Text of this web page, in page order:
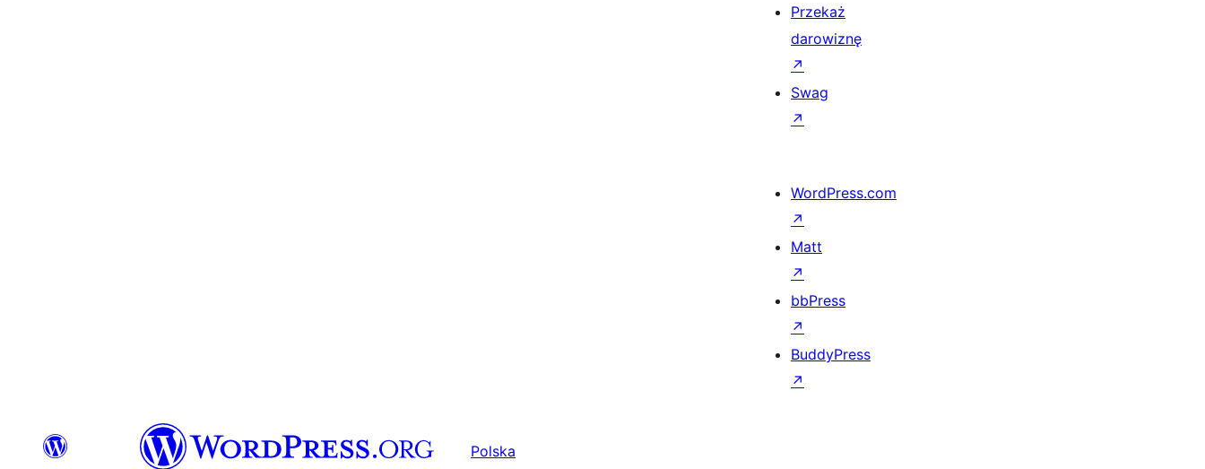
Przekaż
darowiznę
↗
Swag
↗
WordPress.com
↗
Matt
↗
bbPress
↗
BuddyPress
↗
Polska